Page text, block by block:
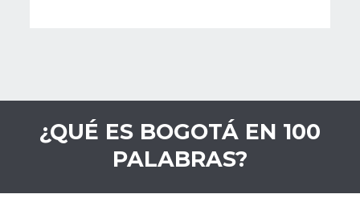
¿QUÉ ES BOGOTÁ EN 100
PALABRAS?